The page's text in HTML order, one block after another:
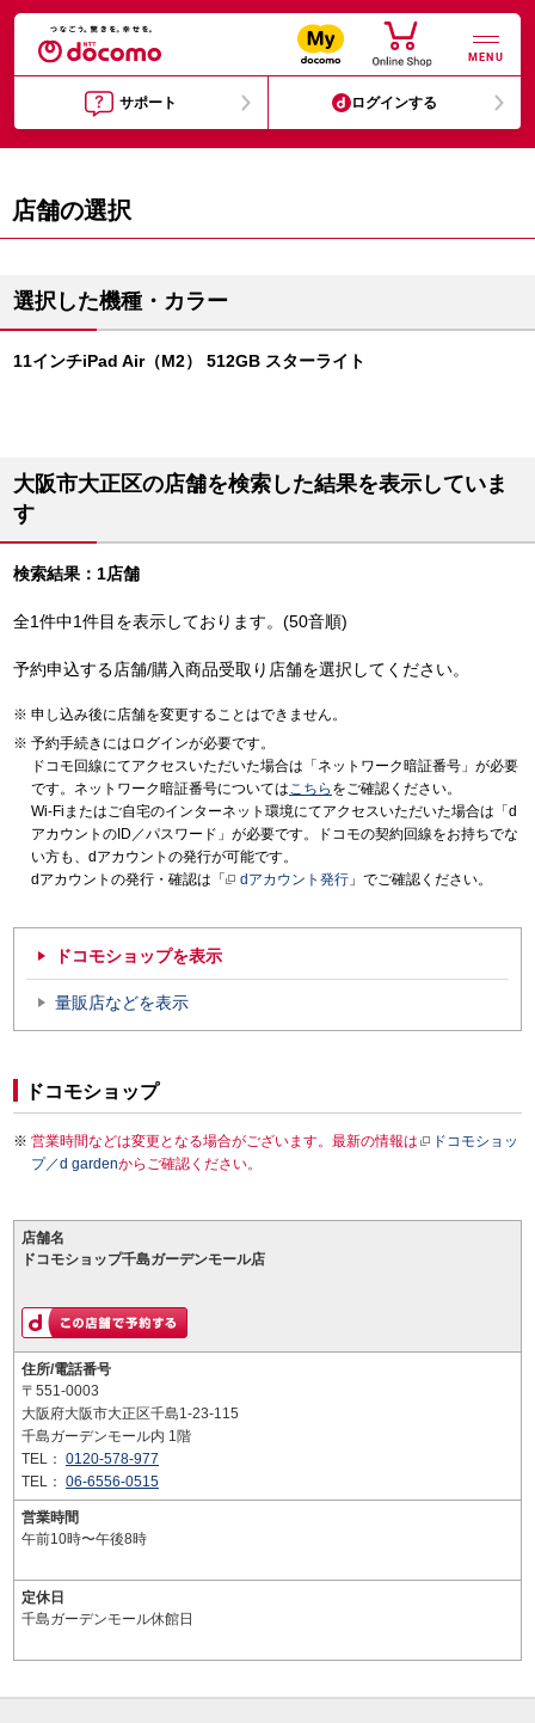
MENU
サポート ログインする
店舗の選択
選択した機種・カラー
11インチiPad Air（M2） 512GB スターライト
大阪市大正区の店舗を検索した結果を表示していま
す
検索結果：1店舗
全1件中1件目を表示しております。(50音順)
予約申込する店舗/購入商品受取り店舗を選択してください。
申し込み後に店舗を変更することはできません。
予約手続きにはログインが必要です。
ドコモ回線にてアクセスいただいた場合は「ネットワーク暗証番号」が必要
です。ネットワーク暗証番号についてはこちら をご確認ください。
Wi-Fiまたはご自宅のインターネット環境にてアクセスいただいた場合は「d
アカウントのID／パスワード」が必要です。ドコモの契約回線をお持ちでな
い方も、dアカウントの発行が可能です。
dアカウントの発行・確認は「
dアカウント発行 」でご確認ください。
ドコモショップを表示
量販店などを表示
ドコモショップ
営業時間などは変更となる場合がございます。最新の情報は
ドコモショッ
プ／d gardenからご確認ください。
店舗名
ドコモショップ千島ガーデンモール店
住所/電話番号
〒551-0003
大阪府大阪市大正区千島1-23-115
千島ガーデンモール内 1階
TEL： 0120-578-977
TEL： 06-6556-0515
営業時間
午前10時〜午後8時
定休日
千島ガーデンモール休館日